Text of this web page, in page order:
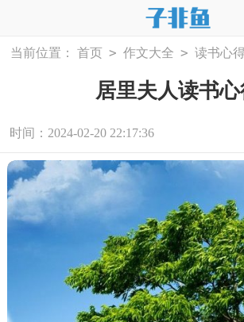
当前位置： 首页 > 作文大全 > 读书心得
居里夫人读书
时间：2024-02-20 22:17:36